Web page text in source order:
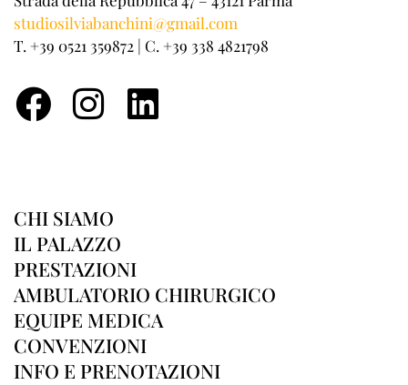
studiosilviabanchini@gmail.com
T. +39 0521 359872 | C. +39 338 4821798
CHI SIAMO
IL PALAZZO
PRESTAZIONI
AMBULATORIO CHIRURGICO
EQUIPE MEDICA
CONVENZIONI
INFO E PRENOTAZIONI